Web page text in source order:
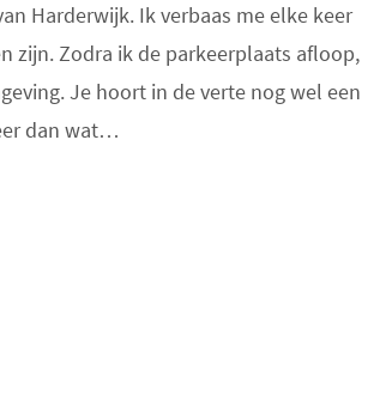
Harderwijk. Ik verbaas me elke keer
zijn. Zodra ik de parkeerplaats afloop,
Je hoort in de verte nog wel een
dan wat…